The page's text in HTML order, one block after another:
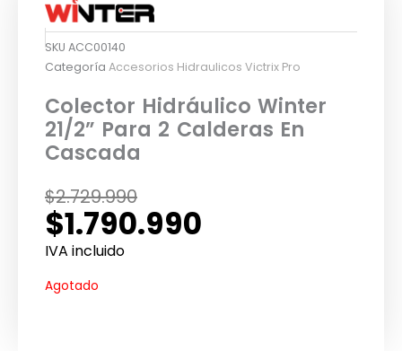
SKU ACC00140
Categoría Accesorios Hidraulicos Victrix Pro
Colector Hidráulico Winter
21/2” Para 2 Calderas En
Cascada
$2.729.990
El
precio
original
$2.729.990.
$1.790.990
El
precio
actual
$1.790.990.
IVA incluido
Agotado